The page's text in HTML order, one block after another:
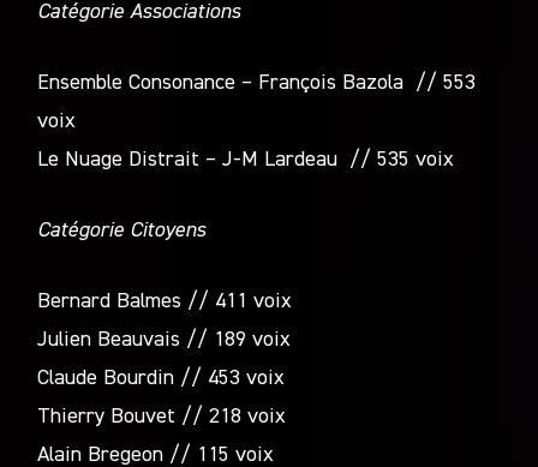
Catégorie Associations
Ensemble Consonance – François Bazola // 553
voix
Le Nuage Distrait – J-M Lardeau // 535 voix
Catégorie Citoyens
Bernard Balmes // 411 voix
Julien Beauvais // 189 voix
Claude Bourdin // 453 voix
Thierry Bouvet // 218 voix
Alain Bregeon // 115 voix